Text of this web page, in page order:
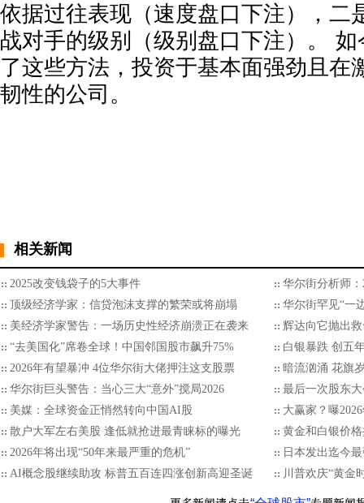
依据过往表现（速度盘口下注），二
战对手的级别（级别盘口下注）。
了这些方法，投资于基本面强劲且在
韧性的公司。
相关新闻
2025改变钱袋子的5大事件
华尔街分析师
顶级经济学家：信贷泡沫支撑的繁荣或将崩塌
华尔街罕见“一
美经济学家警告：一场历史性经济崩溃正在袭来
辉达向它抛出
“去美国化”席卷全球！中国邻国股市飙升75%
白银暴跌 创五
2026年有望暴冲 4位华尔街大佬押注这支股票
暗流汹涌 花旗
华尔街巨头警告：当心三大“意外”搅局2026
最后一次股东
美媒：全球资金正悄然转向中国AI股
大赢家？曝
散户大军左右美股 逢低就抢进最青睐标的曝光
黄金和白银价
2026年将出现“50年来最严重的危机”
日本发出迄今
AI概念股继续助攻 标普五百连四涨创新高迎圣诞
川普欢庆“黄金